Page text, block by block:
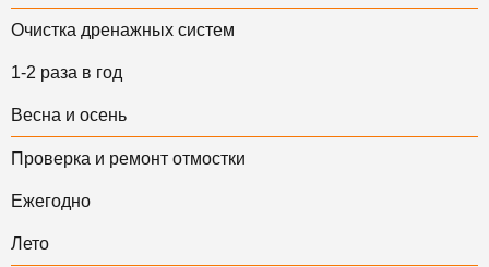
Очистка дренажных систем
1-2 раза в год
Весна и осень
Проверка и ремонт отмостки
Ежегодно
Лето